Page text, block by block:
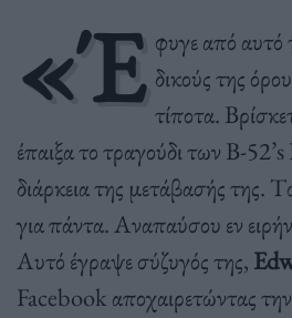
«Έ φυγε από αυτό
δικούς της
τίποτα.
έπαιξα το τραγούδι των B-
διάρκεια της μετάβασής της.
για πάντα. Αναπαύσου εν
Αυτό έγραψε σύζυγός της,
Facebook αποχαιρετώντας